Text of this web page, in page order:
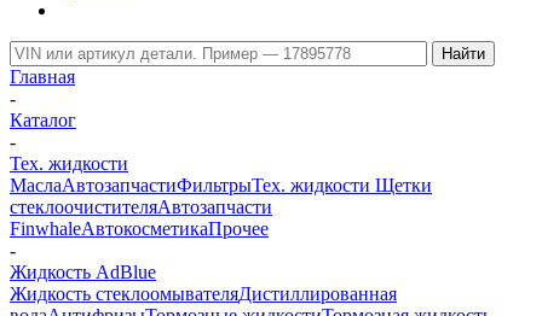
Главная
-
Каталог
-
Тех. жидкости
МаслаАвтозапчастиФильтрыТех. жидкости Щетки
стеклоочистителяАвтозапчасти
FinwhaleАвтокосметикаПрочее
-
Жидкость AdBlue
Жидкость стеклоомывателяДистиллированная